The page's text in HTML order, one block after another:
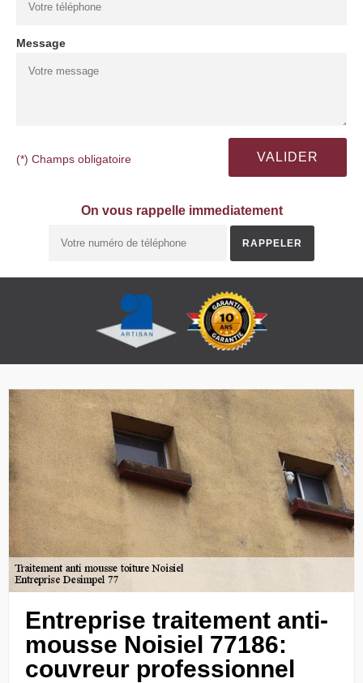
Message
(*) Champs obligatoire
On vous rappelle immediatement
Entreprise traitement anti-
mousse Noisiel 77186:
couvreur professionnel